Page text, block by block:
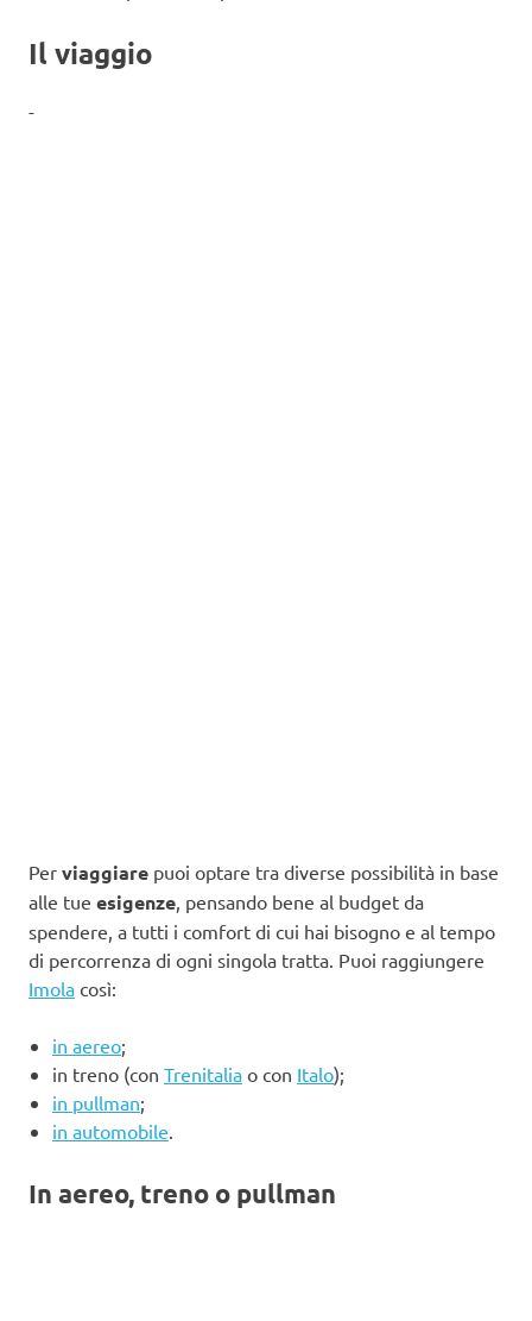
Il viaggio
-
Per viaggiare puoi optare tra diverse possibilità in base
alle tue esigenze , pensando bene al budget da
spendere, a tutti i comfort di cui hai bisogno e al tempo
di percorrenza di ogni singola tratta. Puoi raggiungere
Imola così:
in aereo;
in treno (con Trenitalia o con Italo);
in pullman;
in automobile
In aereo, treno o pullman